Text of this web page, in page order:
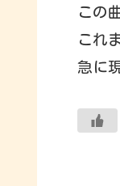
この
これ
急に